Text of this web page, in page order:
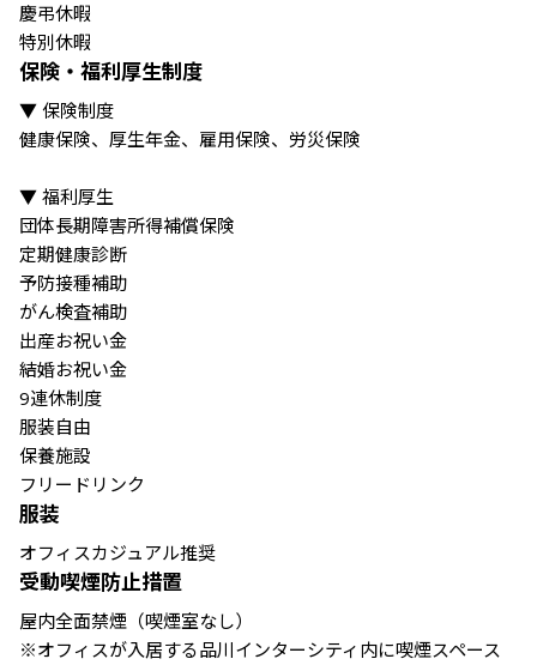
慶弔休暇
特別休暇
保険・福利厚生制度
▼ 保険制度
健康保険、厚生年金、雇用保険、労災保険
▼ 福利厚生
団体長期障害所得補償保険
定期健康診断
予防接種補助
がん検査補助
出産お祝い金
結婚お祝い金
9連休制度
服装自由
保養施設
フリードリンク
服装
オフィスカジュアル推奨
受動喫煙防止措置
屋内全面禁煙（喫煙室なし）
※オフィスが入居する品川インターシティ内に喫煙スペース